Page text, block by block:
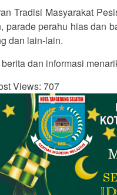
Tradisi Masyarakat
parade perahu hias dan
dan lain-lain.
dan informasi
Views: 707